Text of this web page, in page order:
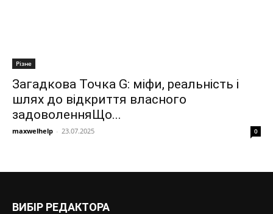
Різне
Загадкова Точка G: міфи, реальність і
шлях до відкриття власного
задоволенняЩо...
maxwelhelp - 23.07.2025 0
ВИБІР РЕДАКТОРА